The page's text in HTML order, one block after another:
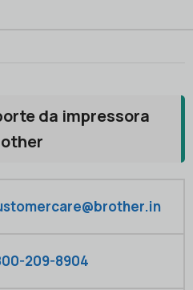
da impressora
209-8904